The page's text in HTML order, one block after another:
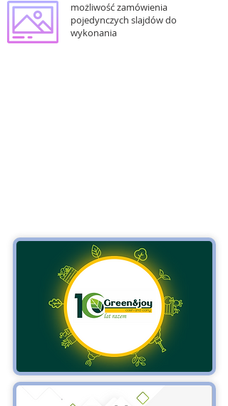
możliwość zamówienia
pojedynczych slajdów do
wykonania